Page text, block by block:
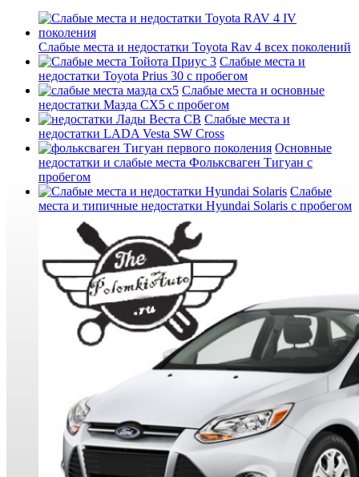
Слабые места и недостатки Toyota Rav 4 всех поколений
Слабые места и
недостатки Toyota Prius 30 с пробегом
Слабые места и основные
недостатки Мазда СХ5 с пробегом
Слабые места и
недостатки LADA Vesta SW Cross
Основные
недостатки и слабые места Фольксваген Тигуан с
пробегом
Слабые
места и типичные недостатки Hyundai Solaris с пробегом